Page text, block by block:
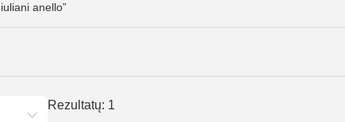
anello”
Rezultatų: 1